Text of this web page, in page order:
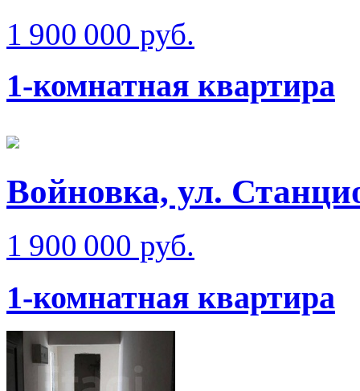
1 900 000 руб.
1-комнатная квартира
Войновка, ул.
1 900 000 руб.
1-комнатная квартира